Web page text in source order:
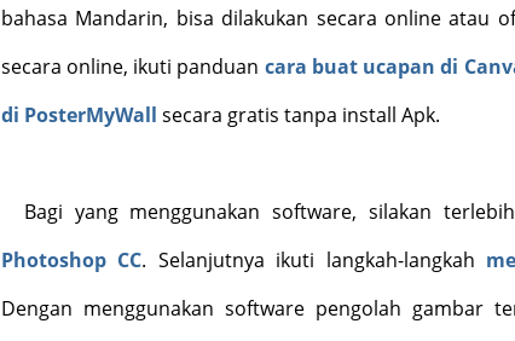
bahasa Mandarin, bisa dilakukan secara online atau
secara online, ikuti panduan cara buat ucapan di
di PosterMyWall secara gratis tanpa install Apk.
Bagi yang menggunakan software, silakan
Photoshop CC. Selanjutnya ikuti langkah-langkah
Dengan menggunakan software pengolah gambar